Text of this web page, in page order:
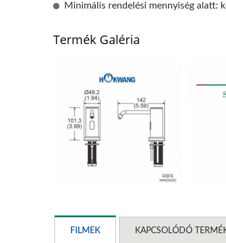
Minimális rendelési mennyiség alatt:
Termék Galéria
FILMEK KAPCSOLÓDÓ